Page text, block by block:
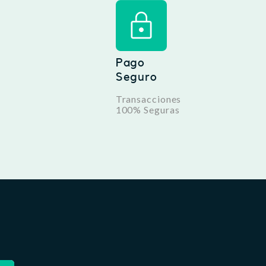
Pago
Seguro
Transacciones
100% Seguras